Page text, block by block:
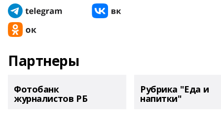
Партнеры
Фотобанк
журналистов РБ
Рубрика "Еда и
напитки"